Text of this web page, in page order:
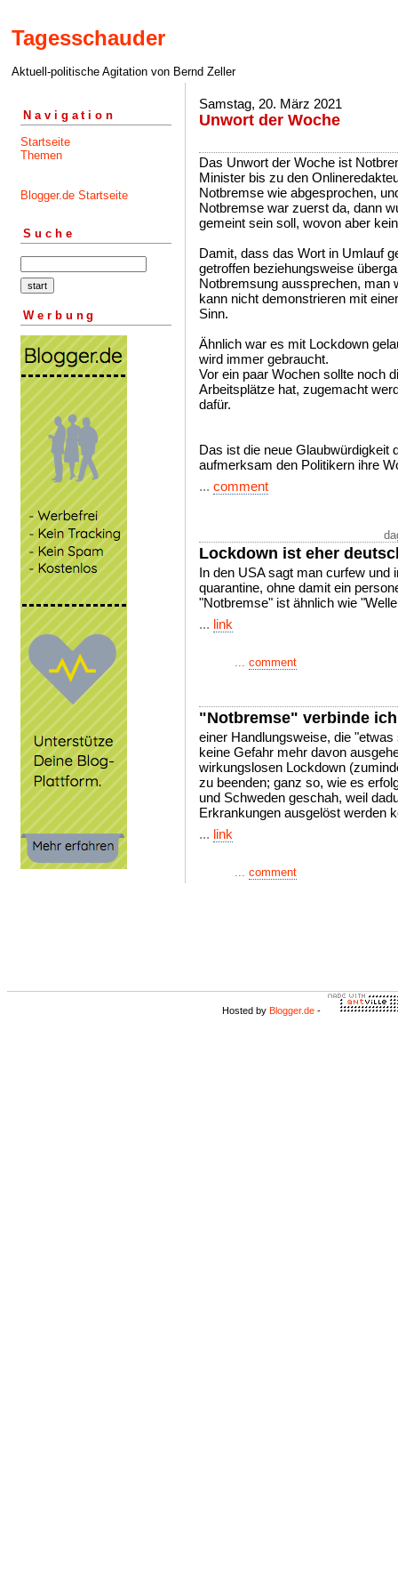
Tagesschauder
Aktuell-politische Agitation von Bernd Zeller
Navigation
Startseite
Themen
Blogger.de Startseite
Suche
Werbung
Samstag, 20. März 2021
Unwort der Woche
Das Unwort der Woche ist
Minister bis zu den
Notbremse wie abgesprochen,
Notbremse war zuerst da, dann
gemeint sein soll, wovon aber
Damit, dass das Wort in Umlauf
getroffen beziehungsweise
Notbremsung aussprechen, man
kann nicht demonstrieren mit
Sinn.
Ähnlich war es mit Lockdown
wird immer gebraucht.
Vor ein paar Wochen sollte noch
Arbeitsplätze hat, zugemacht
dafür.
Das ist die neue Glaubwürdigkeit
aufmerksam den Politikern ihre
... comment
Lockdown ist eher
In den USA sagt man curfew und
quarantine, ohne damit ein
"Notbremse" ist ähnlich wie
... link
... comment
"Notbremse" verbinde
einer Handlungsweise, die
keine Gefahr mehr davon
wirkungslosen Lockdown
zu beenden; ganz so, wie es
und Schweden geschah, weil
Erkrankungen ausgelöst werden
... link
... comment
Hosted by Blogger.de -